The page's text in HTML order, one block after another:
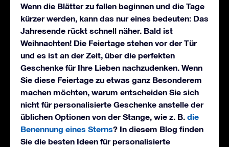
Wenn die Blätter zu fallen beginnen und die Tage
kürzer werden, kann das nur eines bedeuten: Das
Jahresende rückt schnell näher. Bald ist
Weihnachten! Die Feiertage stehen vor der Tür
und es ist an der Zeit, über die perfekten
Geschenke für Ihre Lieben nachzudenken. Wenn
Sie diese Feiertage zu etwas ganz Besonderem
machen möchten, warum entscheiden Sie sich
nicht für personalisierte Geschenke anstelle der
üblichen Optionen von der Stange, wie z. B. die
Benennung eines Sterns? In diesem Blog finden
Sie die besten Ideen für personalisierte